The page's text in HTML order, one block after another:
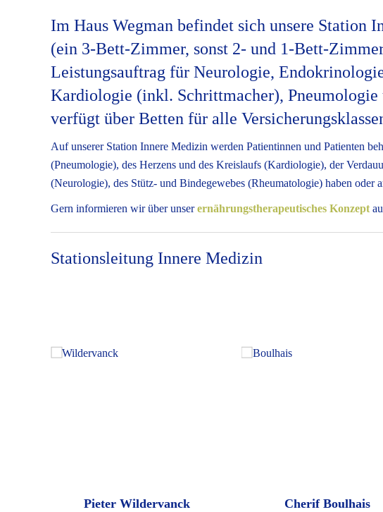
Im Haus Wegman befindet sich unsere Station
(ein 3-Bett-Zimmer, sonst 2- und 1-Bett-
Leistungsauftrag für Neurologie,
Kardiologie (inkl. Schrittmacher),
verfügt über Betten für alle
Auf unserer Station Innere Medizin werden Patientinnen und Patienten
(Pneumologie), des Herzens und des Kreislaufs (Kardiologie), der
(Neurologie), des Stütz- und Bindegewebes (Rheumatologie) haben oder
Gern informieren wir über unserernährungstherapeutisches Konzept
Stationsleitung Innere Medizin
Pieter Wildervanck Cherif Boulhais